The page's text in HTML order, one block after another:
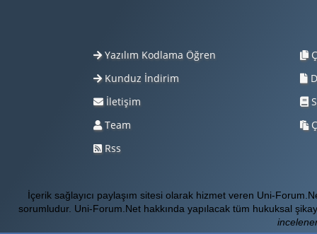
Yazılım Kodlama Öğren
Kunduz İndirim
İletişim
Team
Rss
İçerik sağlayıcı paylaşım sitesi olarak hizmet veren Uni-
sorumludur. Uni-Forum.Net hakkında yapılacak tüm hukuksal